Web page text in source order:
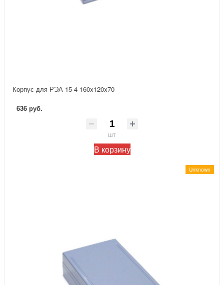
Корпус для РЭА 15-4 160х120х70
636 руб.
шт
В корзину
Unknown